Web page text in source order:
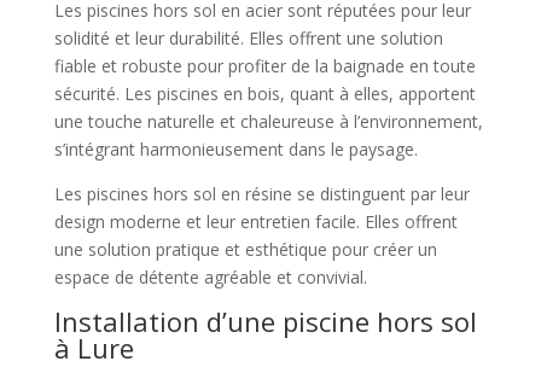
Les piscines hors sol en acier sont réputées pour leur
solidité et leur durabilité. Elles offrent une solution
fiable et robuste pour profiter de la baignade en toute
sécurité. Les piscines en bois, quant à elles, apportent
une touche naturelle et chaleureuse à l’environnement,
s’intégrant harmonieusement dans le paysage.
Les piscines hors sol en résine se distinguent par leur
design moderne et leur entretien facile. Elles offrent
une solution pratique et esthétique pour créer un
espace de détente agréable et convivial.
Installation d’une piscine hors sol
à Lure